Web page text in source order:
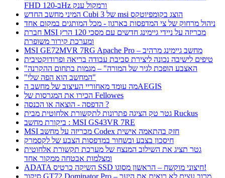
FHD ב-120Hz ורמקול ענק
המיני מחשב החדש Cubi 3 של msi הוצג בקומפיוטקס
ניהול מרחוק של צי המדפסות בארגון - מכל המותגים במקום אחד
חברת MSI מכריזה על ניידי גיימינג חדשים עם מסכי 120 הרץ
ומערכת קירור משופרת
MSI GE72MVR 7RG Apache Pro – מחשב גיימינג מרהיב
טיפים לישיבה נכונה ליצירת סביבת עבודה בריאה ופרודוקטיבית
"האצבע הופכת לגיר של המורה" – מגמות בתחום ההקרנה
"המחשב הוא הפה שלי"
מה עומד מאחוריי העיצוב של מחשב הAEGIS
הכירו את המגרסות של Fellowes
הדפסה - הוצאה או הכנסה ?
גטר טק הציגה פתרונות לתקשורת אלחוטית מבית Ruckus
ביקורת מחשב : MSI GS43VR 7RE
MSI מכריזה על מחשב Codex חזק בהתאמה אישית
חיסכון בצבע ובשחור במדפסות הצבע של לקסמרק
גטר תציג את השילוב המנצח של מערכת תקשורת אלחוטית
ומצלמות אבטחה ממקור אחד
ADATA השיקה כרטיס SSD חיצוני מוקשח – הראשון מסוגו!
סיקור GT72 Dominator Pro – מרוב עצים לא רואים את היער